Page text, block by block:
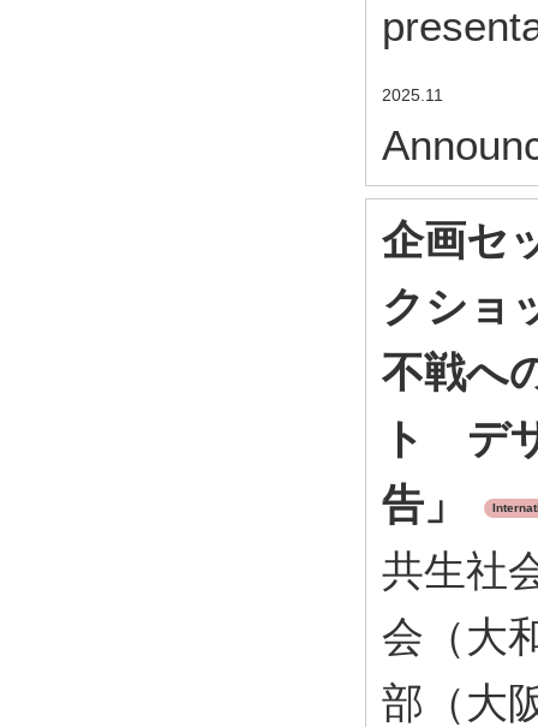
2025.11
企画セ
クショ
不戦へ
ト デ
告」
共生社
会（大
部（大